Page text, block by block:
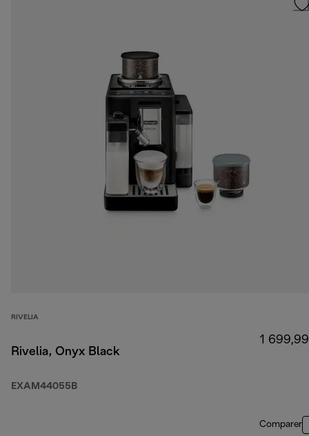
RIVELIA
Rivelia, Onyx Black
EXAM44055B
1
Comparer